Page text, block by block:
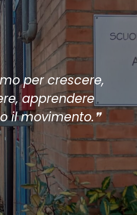
per crescere,
apprendere
il movimento.❞